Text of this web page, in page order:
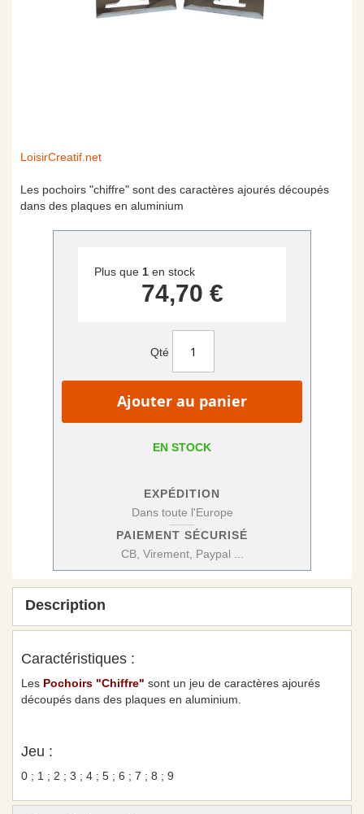
LoisirCreatif.net
Les pochoirs "chiffre" sont des caractères ajourés découpés
dans des plaques en aluminium
Plus que 1en stock
74,70 €
Qté
Ajouter au panier
EN STOCK
EXPÉDITION
Dans toute l'Europe
PAIEMENT SÉCURISÉ
CB, Virement, Paypal ...
Skip
the
beginning
Description
Caractéristiques :
Les Pochoirs "Chiffre" sont un jeu de caractères ajourés
découpés dans des plaques en aluminium.
Jeu :
0 ; 1 ; 2 ; 3 ; 4 ; 5 ; 6 ; 7 ; 8 ; 9